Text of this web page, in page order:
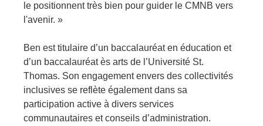
le positionnent très bien pour guider le CMNB vers
l'avenir. »
Ben est titulaire d’un baccalauréat en éducation et
d’un baccalauréat ès arts de l’Université St.
Thomas. Son engagement envers des collectivités
inclusives se reflète également dans sa
participation active à divers services
communautaires et conseils d’administration.